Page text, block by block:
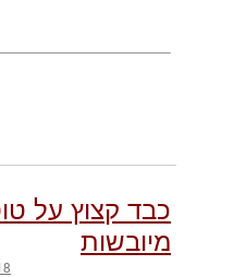
כבד קצוץ על
מיובשות
18